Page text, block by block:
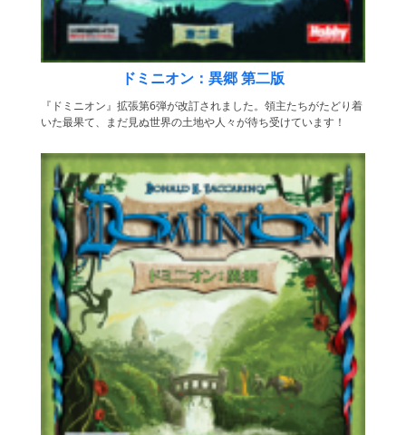
ドミニオン：異郷 第二版
『ドミニオン』拡張第6弾が改訂されました。領主たちがたどり着
いた最果て、まだ見ぬ世界の土地や人々が待ち受けています！